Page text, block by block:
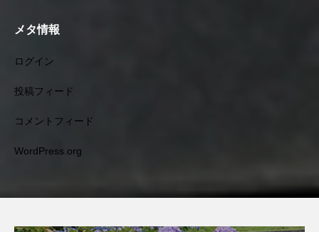
メタ情報
ログイン
投稿フィード
コメントフィード
WordPress.org